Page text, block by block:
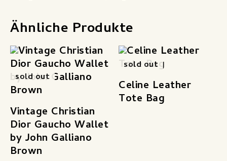
Ähnliche Produkte
sold out
Vintage Christian
Dior Gaucho Wallet
by John Galliano
Brown
sold out
Celine Leather
Tote Bag